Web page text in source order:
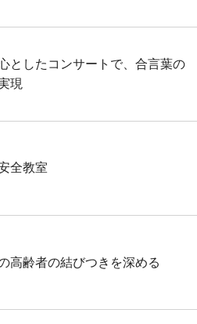
としたコンサートで、合言葉の
現
全教室
高齢者の結びつきを深める